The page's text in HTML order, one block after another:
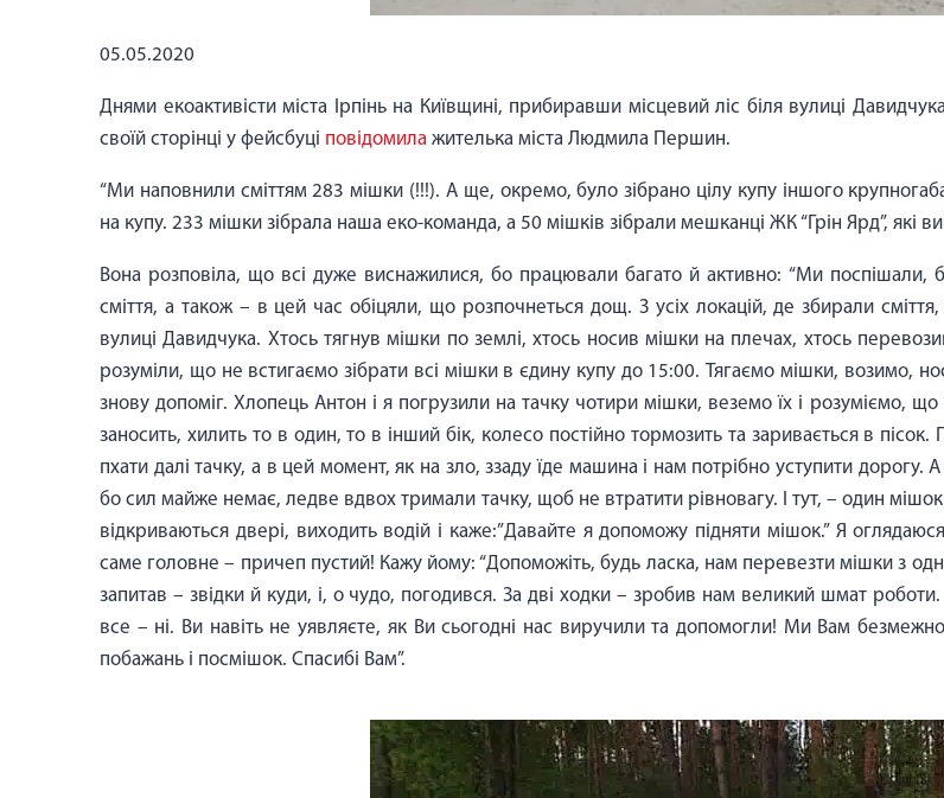
05.05.2020
Днями екоактивісти міста Ірпінь на Київщині, прибиравши місцевий ліс біля вулиці
своїй сторінці у фейсбуці повідомила жителька міста Людмила Першин.
“Ми наповнили сміттям 283 мішки (!!!). А ще, окремо, було зібрано цілу купу іншого
на купу. 233 мішки зібрала наша еко-команда, а 50 мішків зібрали мешканці ЖК “Грін Ярд”, які
Вона розповіла, що всі дуже виснажилися, бо працювали багато й активно: “Ми
сміття, а також – в цей час обіцяли, що розпочнеться дощ. З усіх локацій, де збирали
вулиці Давидчука. Хтось тягнув мішки по землі, хтось носив мішки на плечах, хтось
розуміли, що не встигаємо зібрати всі мішки в єдину купу до 15:00. Тягаємо мішки, возимо,
знову допоміг. Хлопець Антон і я погрузили на тачку чотири мішки, веземо їх і розуміємо,
заносить, хилить то в один, то в інший бік, колесо постійно тормозить та заривається в
пхати далі тачку, а в цей момент, як на зло, ззаду їде машина і нам потрібно уступити
бо сил майже немає, ледве вдвох тримали тачку, щоб не втратити рівновагу. І тут, – один
відкриваються двері, виходить водій і каже:”Давайте я допоможу підняти мішок.” Я
саме головне – причеп пустий! Кажу йому: “Допоможіть, будь ласка, нам перевезти мішки з
запитав – звідки й куди, і, о чудо, погодився. За дві ходки – зробив нам великий шмат
все – ні. Ви навіть не уявляєте, як Ви сьогодні нас виручили та допомогли! Ми Вам
побажань і посмішок. Спасибі Вам”.